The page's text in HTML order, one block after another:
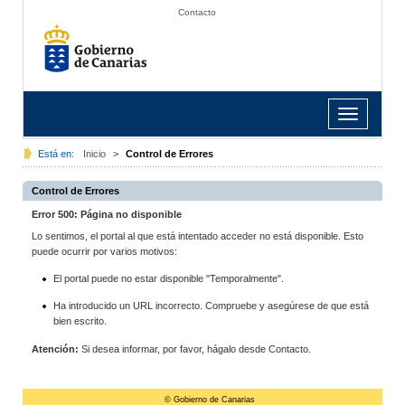
Contacto
Toggle
navigation
Está en: Inicio > Control de Errores
Control de Errores
Error 500: Página no disponible
Lo sentimos, el portal al que está intentado acceder no está disponible. Esto
puede ocurrir por varios motivos:
El portal puede no estar disponible "Temporalmente".
Ha introducido un URL incorrecto. Compruebe y asegúrese de que está
bien escrito.
Atención: Si desea informar, por favor, hágalo desde Contacto.
© Gobierno de Canarias